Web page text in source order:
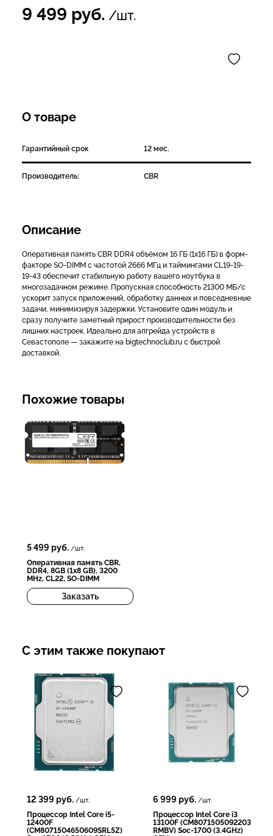
9 499 руб. /шт.
О товаре
Гарантийный срок 12 мес.
Производитель: CBR
Описание
Оперативная память CBR DDR4 объёмом 16 ГБ (1x16 ГБ) в форм-
факторе SO-DIMM с частотой 2666 МГц и таймингами CL19-19-
19-43 обеспечит стабильную работу вашего ноутбука в
многозадачном режиме. Пропускная способность 21300 МБ/с
ускорит запуск приложений, обработку данных и повседневные
задачи, минимизируя задержки. Установите один модуль и
сразу получите заметный прирост производительности без
лишних настроек. Идеально для апгрейда устройств в
Севастополе — закажите на bigtechnoclub.ru с быстрой
доставкой.
Похожие товары
5 499 руб. /шт.
Оперативная память CBR,
DDR4, 8GB (1x8 GB), 3200
MHz, CL22, SO-DIMM
Заказать
С этим также покупают
12 399 руб. /шт.
Процессор Intel Core i5-
12400F
(CM8071504650609SRL5Z)
6 999 руб./шт.
Процессор Intel Core i3
13100F (CM8071505092203S
RMBV) Soc-1700 (3.4GHz)